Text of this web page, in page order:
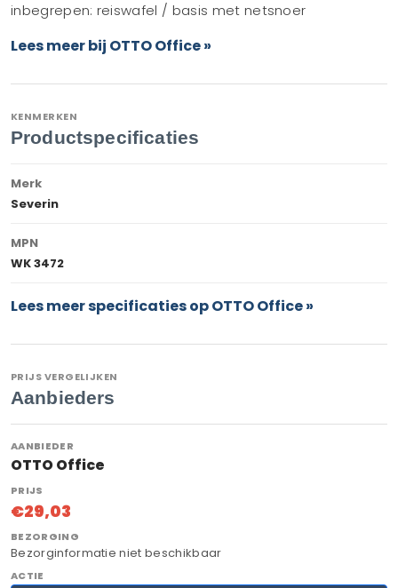
inbegrepen: reiswafel / basis met netsnoer
Lees meer bij OTTO Office »
KENMERKEN
Productspecificaties
Merk
Severin
MPN
WK 3472
Lees meer specificaties op OTTO Office »
PRIJS VERGELIJKEN
Aanbieders
OTTO Office
€29,03
Bezorginformatie niet beschikbaar